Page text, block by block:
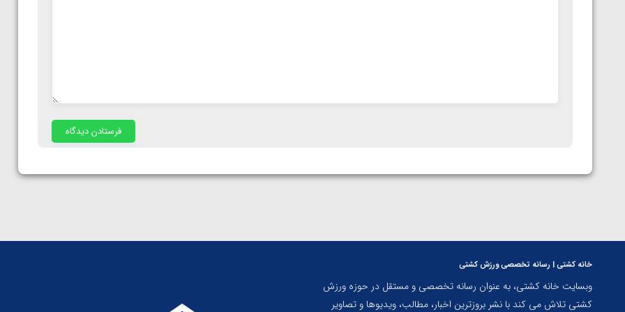
خانه کشتی | رسانه تخصصی ورزش کشتی
وبسایت خانه کشتی، به عنوان رسانه تخصصی و مستقل در حوزه ورزش
کشتی تلاش می کند با نشر بروزترین اخبار، مطالب، ویدیوها و تصاویر